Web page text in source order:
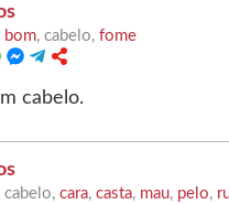
bom, cabelo,fome
cabelo.
cabelo,cara,casta, mau, pelo,